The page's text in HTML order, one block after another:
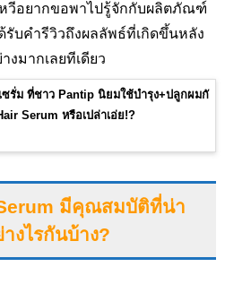
วีอยากขอพาไปรู้จักกับผลิตภัณฑ์
รับคำรีวิวถึงผลลัพธ์ที่เกิดขึ้นหลัง
งมากเลยทีเดียว
ซรั่ม ที่ชาว Pantip นิยมใช้บำรุง+ปลูกผมกั
Serum หรือเปล่าเอ่ย!?
มีคุณสมบัติที่น่า
งไรกันบ้าง?